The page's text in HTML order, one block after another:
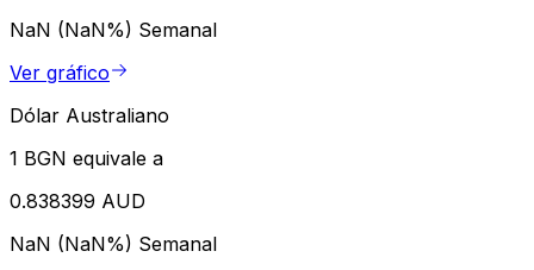
NaN (NaN%) Semanal
Ver gráfico
Dólar Australiano
1 BGN equivale a
0.838399 AUD
NaN (NaN%) Semanal